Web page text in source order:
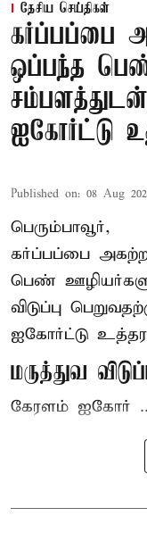
தேசிய செய்திகள்
கர்ப்பப்பை
ஒப்பந்த
சம்பளத்துடன்
ஐகோர்ட்டு
Published on: 08 Aug
பெரும்பாவூர்,
கர்ப்பப்பை அகற்ற
பெண்
விடுப்பு
ஐகோர்ட்டு
மருத்துவ
கேரளம் ஐகோர்